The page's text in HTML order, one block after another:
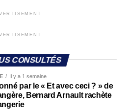
CONSULTÉS
Il y a 1 semaine
par le « Et avec ceci ? » de
Bernard Arnault rachète